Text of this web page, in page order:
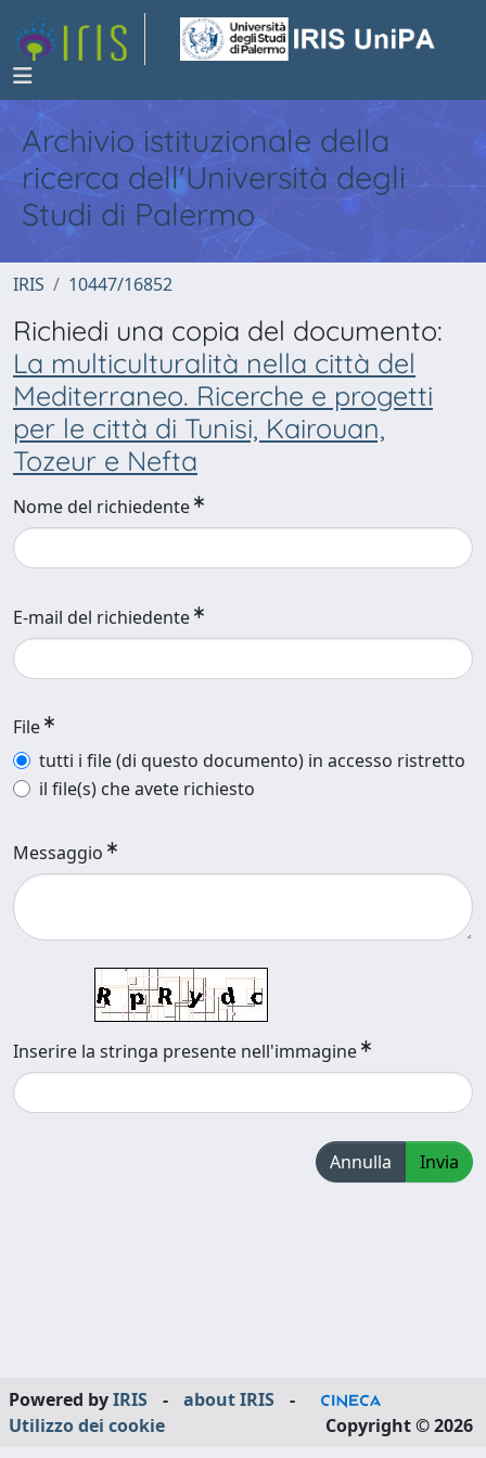
Archivio istituzionale della
ricerca dell'Università degli
Studi di Palermo
IRIS 10447/16852
Richiedi una copia del documento:
La multiculturalità nella città del
Mediterraneo. Ricerche e progetti
per le città di Tunisi, Kairouan,
Tozeur e Nefta
Nome del richiedente
E-mail del richiedente
File
tutti i file (di questo documento) in accesso ristretto
il file(s) che avete richiesto
Messaggio
Inserire la stringa presente nell'immagine
Annulla Invia
Powered byIRIS - about IRIS
-
Utilizzo dei cookie
Copyright © 2026